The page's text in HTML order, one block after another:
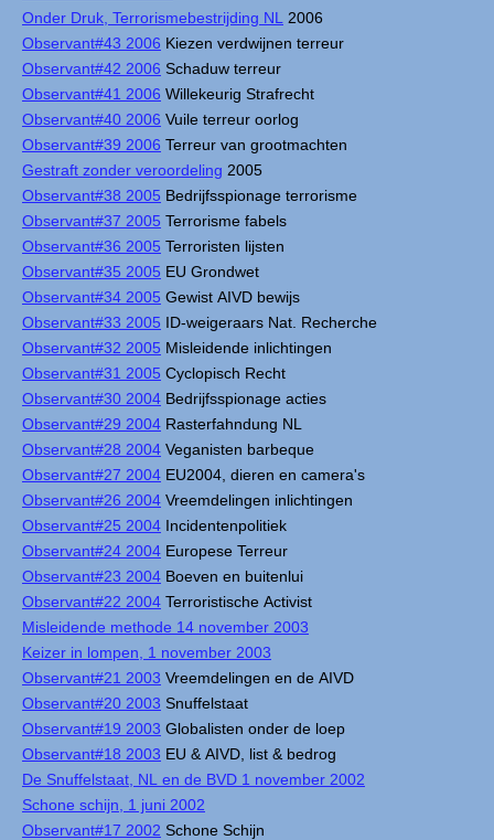
Onder Druk, Terrorismebestrijding NL
2006
Observant#43 2006 Kiezen verdwijnen terreur
Observant#42 2006 Schaduw terreur
Observant#41 2006 Willekeurig Strafrecht
Observant#40 2006 Vuile terreur oorlog
Observant#39 2006 Terreur van grootmachten
Gestraft zonder veroordeling 2005
Observant#38 2005 Bedrijfsspionage terrorisme
Observant#37 2005 Terrorisme fabels
Observant#36 2005 Terroristen lijsten
Observant#35 2005 EU Grondwet
Observant#34 2005 Gewist AIVD bewijs
Observant#33 2005 ID-weigeraars Nat. Recherche
Observant#32 2005 Misleidende inlichtingen
Observant#31 2005 Cyclopisch Recht
Observant#30 2004 Bedrijfsspionage acties
Observant#29 2004 Rasterfahndung NL
Observant#28 2004 Veganisten barbeque
Observant#27 2004 EU2004, dieren en camera's
Observant#26 2004 Vreemdelingen inlichtingen
Observant#25 2004 Incidentenpolitiek
Observant#24 2004 Europese Terreur
Observant#23 2004 Boeven en buitenlui
Observant#22 2004 Terroristische Activist
Misleidende methode 14 november 2003
Keizer in lompen, 1 november 2003
Observant#21 2003 Vreemdelingen en de AIVD
Observant#20 2003 Snuffelstaat
Observant#19 2003 Globalisten onder de loep
Observant#18 2003 EU & AIVD, list & bedrog
De Snuffelstaat, NL en de BVD 1 november 2002
Schone schijn, 1 juni 2002
Observant#17 2002 Schone Schijn